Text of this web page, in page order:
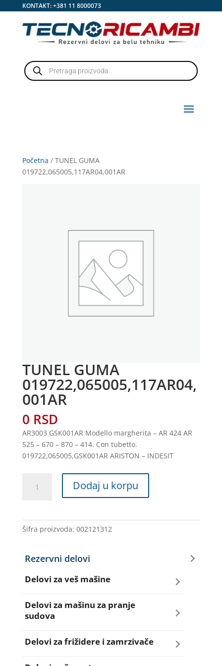
KONTAKT:+381 11 8000073
Products
search
Početna / TUNEL GUMA
019722,065005,117AR04,001AR
TUNEL GUMA
019722,065005,117AR04,
001AR
0 RSD
AR3003 GSK001AR Modello margherita – AR 424 AR
525 – 670 – 870 – 414. Con tubetto.
019722,065005,GSK001AR ARISTON – INDESIT
GUMA
019722,065005,117AR04,001AR
Dodaj u korpu
Šifra proizvoda: 002121312
Rezervni delovi
Delovi za veš mašine
Amortizeri za veš mašinu
Delovi za mašinu za pranje
sudova
Creva za sudo mašine
Dihtunzi za sudo mašine
Delovi za frižidere i zamrzivače